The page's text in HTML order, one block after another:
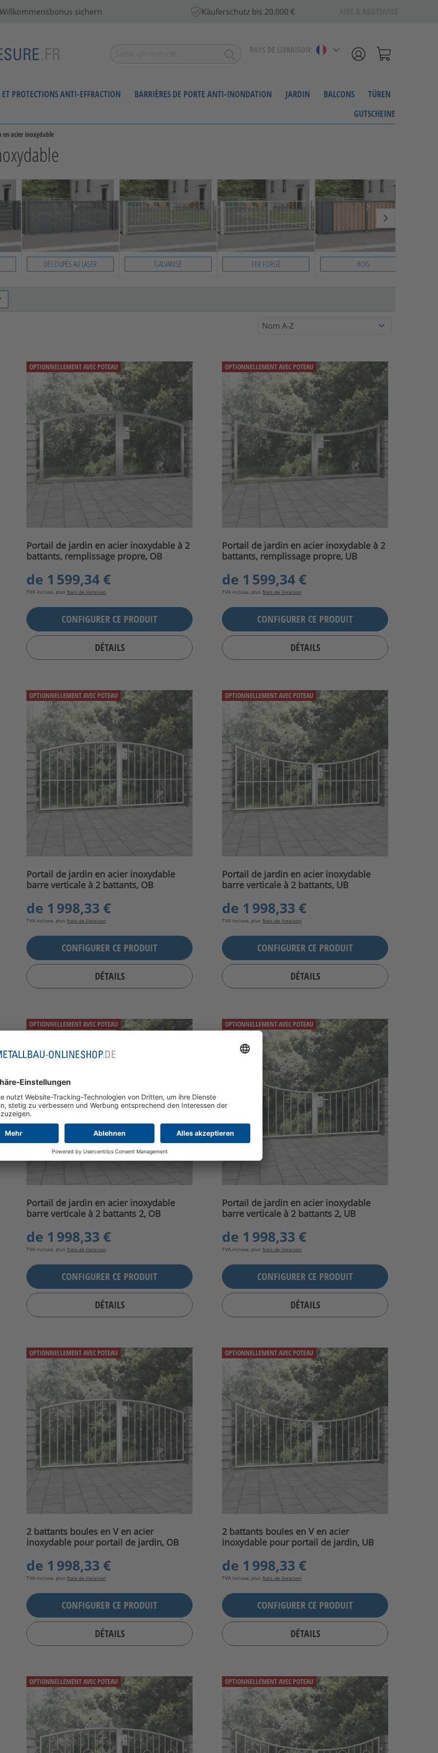
sichern Käuferschutz bis 20.000 €
PAYS DE LIVRAISON:
ET PROTECTIONS ANTI-EFFRACTION BARRIÈRES DE PORTE ANTI-INONDATION JARDIN BALCONS
TÜREN
GUTSCHEINE
acier inoxydable
DÉCOUPÉS AU LASER GALVANISÉ FER FORGÉ BOIS
OPTIONNELLEMENT AVEC POTEAU
Portail de jardin en acier inoxydable à 2
battants, remplissage propre, OB
de 1 599,34 €
TVA incluse, plus frais de livraison
CONFIGURER CE PRODUIT
DÉTAILS
OPTIONNELLEMENT AVEC POTEAU
Portail de jardin en acier inoxydable à 2
battants, remplissage propre, UB
de 1 599,34 €
TVA incluse, plus frais de livraison
CONFIGURER CE PRODUIT
DÉTAILS
OPTIONNELLEMENT AVEC POTEAU
Portail de jardin en acier inoxydable
barre verticale à 2 battants, OB
de 1 998,33 €
TVA incluse, plus frais de livraison
CONFIGURER CE PRODUIT
DÉTAILS
OPTIONNELLEMENT AVEC POTEAU
Portail de jardin en acier inoxydable
barre verticale à 2 battants, UB
de 1 998,33 €
TVA incluse, plus frais de livraison
CONFIGURER CE PRODUIT
DÉTAILS
OPTIONNELLEMENT AVEC POTEAU
Portail de jardin en acier inoxydable
barre verticale à 2 battants 2, OB
de 1 998,33 €
TVA incluse, plus frais de livraison
CONFIGURER CE PRODUIT
DÉTAILS
OPTIONNELLEMENT AVEC POTEAU
Portail de jardin en acier inoxydable
barre verticale à 2 battants 2, UB
de 1 998,33 €
TVA incluse, plus frais de livraison
CONFIGURER CE PRODUIT
DÉTAILS
OPTIONNELLEMENT AVEC POTEAU
2 battants boules en V en acier
inoxydable pour portail de jardin, OB
de 1 998,33 €
TVA incluse, plus frais de livraison
CONFIGURER CE PRODUIT
DÉTAILS
OPTIONNELLEMENT AVEC POTEAU
2 battants boules en V en acier
inoxydable pour portail de jardin, UB
de 1 998,33 €
TVA incluse, plus frais de livraison
CONFIGURER CE PRODUIT
DÉTAILS
OPTIONNELLEMENT AVEC POTEAU OPTIONNELLEMENT AVEC POTEAU